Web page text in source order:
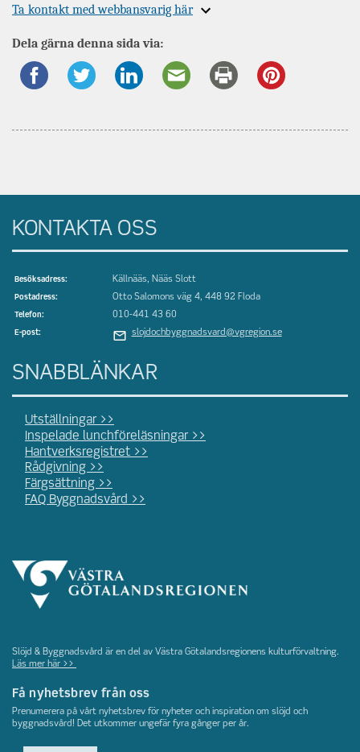
Expandera
om
Ta kontakt med webbansvarig här
Dela gärna denna sida via:
KONTAKTA OSS
Besöksadress: Källnääs, Nääs Slott
Postadress: Otto Salomons väg 4, 448 92 Floda
Telefon: 010-441 43 60
E-post: slojdochbyggnadsvard@vgregion.se
SNABBLÄNKAR
Utställningar >>
Inspelade lunchföreläsningar >>
Hantverksregistret >>
Rådgivning >>
Färgsättning >>
FAQ Byggnadsvård >>
Slöjd & Byggnadsvård är en del av Västra Götalandsregionens kulturförvaltning.
Läs mer här >>
Få nyhetsbrev från oss
Prenumerera på vårt nyhetsbrev för nyheter och inspiration om slöjd och
byggnadsvård! Det utkommer ungefär fyra gånger per år.